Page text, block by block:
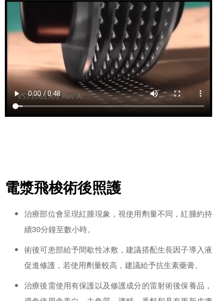
電漿飛梭術後照護
治療部位會呈現紅腫現象，視使用劑量不同，紅腫約持
續30分鐘至數小時。
術後可患部給予間歇性冰敷，建議搭配生長因子導入液
促進修護，若使用劑量較高，建議給予抗生素藥膏。
治療後需使用有保護以及修護成分的雷射術後保養品，